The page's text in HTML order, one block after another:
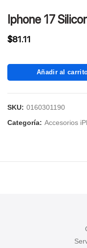
Iphone 17
$81.11
Añadir al
SKU: 0160301190
Categoría: Accesorios